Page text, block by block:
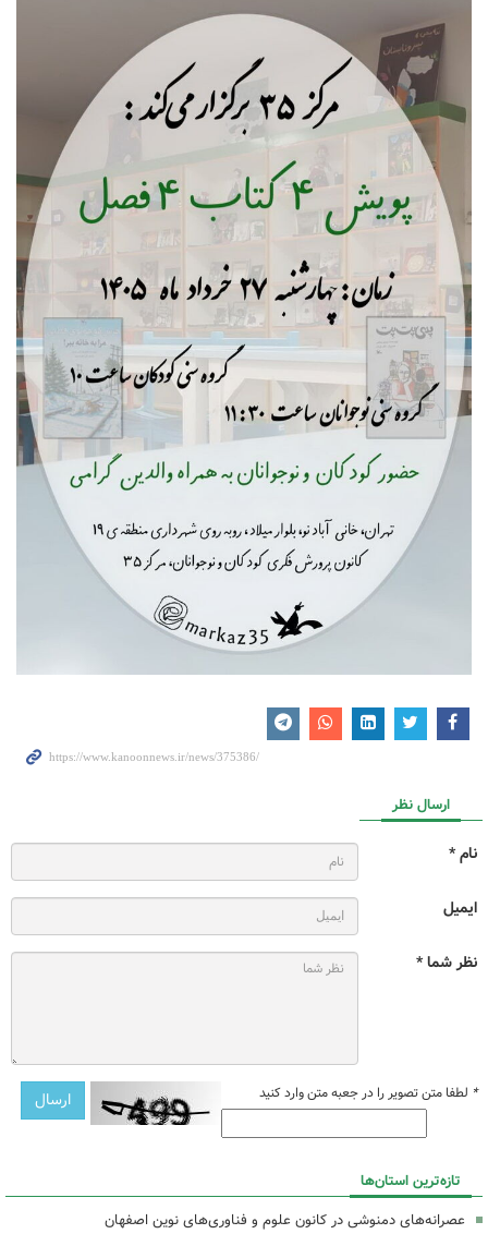
ارسال نظر
نام *
ایمیل
نظر شما *
* لطفا متن تصویر را در جعبه متن وارد کنید
تازه‌ترین استان‌ها
عصرانه‌های دمنوشی در کانون علوم و فناوری‌های نوین اصفهان